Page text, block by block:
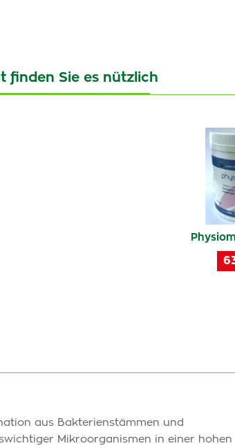
finden Sie es nützlich
aus Bakterienstämmen und
Mikroorganismen in einer hohen